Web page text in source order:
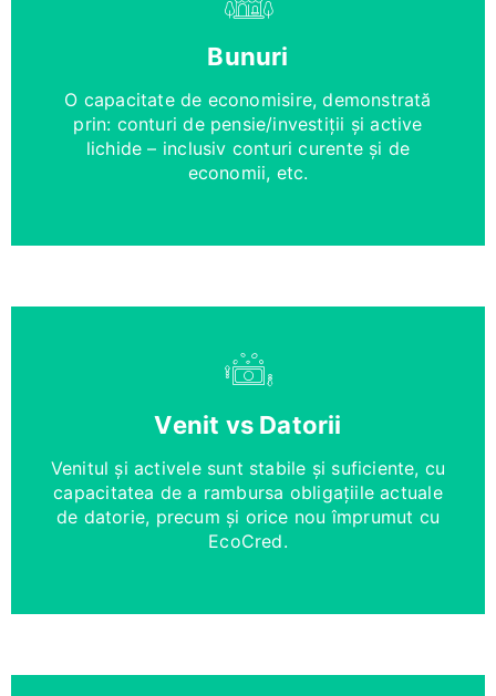
Bunuri
O capacitate de economisire, demonstrată
prin: conturi de pensie/investiții și active
lichide – inclusiv conturi curente și de
economii, etc.
Venit vs Datorii
Venitul și activele sunt stabile și suficiente, cu
capacitatea de a rambursa obligațiile actuale
de datorie, precum și orice nou împrumut cu
EcoCred.